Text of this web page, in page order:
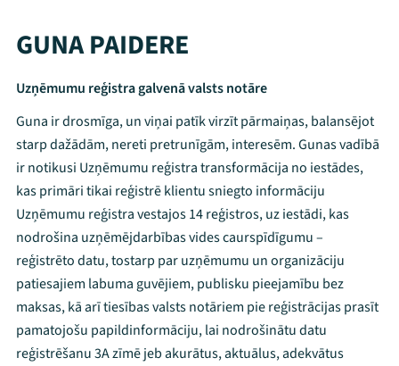
GUNA PAIDERE
Uzņēmumu reģistra galvenā valsts notāre
Guna ir drosmīga, un viņai patīk virzīt pārmaiņas, balansējot
starp dažādām, nereti pretrunīgām, interesēm. Gunas vadībā
ir notikusi Uzņēmumu reģistra transformācija no iestādes,
kas primāri tikai reģistrē klientu sniegto informāciju
Uzņēmumu reģistra vestajos 14 reģistros, uz iestādi, kas
nodrošina uzņēmējdarbības vides caurspīdīgumu –
reģistrēto datu, tostarp par uzņēmumu un organizāciju
patiesajiem labuma guvējiem, publisku pieejamību bez
maksas, kā arī tiesības valsts notāriem pie reģistrācijas prasīt
pamatojošu papildinformāciju, lai nodrošinātu datu
reģistrēšanu 3A zīmē jeb akurātus, aktuālus, adekvātus